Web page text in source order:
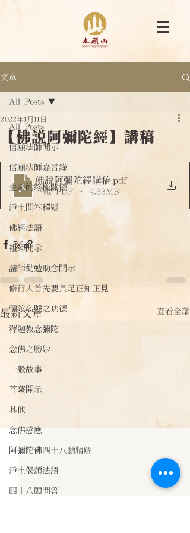
文章
All Posts
信願法師開示
信願法師嘉言錄
生命的終極關懷
淨土問答釋疑
佛經法語
祖師開示
諸師勸勉助念開示
修行人首先要具足正知正見
彌陀名號之功德
釋迦教念彌陀
念佛之勝妙
一般故事
菩薩開示
其他
念佛感應
阿彌陀佛四十八願精解
淨土偈頌法語
四十八願問答
All Posts
【佛說阿彌陀經】講稿
2022年1月11日
佛說阿彌陀經講稿 .pdf
下載 PDF • 4.33MB
最新文章 查看全部